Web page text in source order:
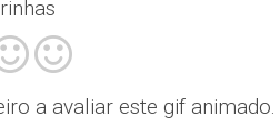
a avaliar este gif animado.